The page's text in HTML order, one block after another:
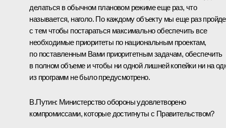
делаться в обычном плановом режиме еще раз, что
называется, наголо. По каждому объекту мы еще раз
с тем чтобы постараться максимально обеспечить все
необходимые приоритеты по национальным проектам,
по поставленным Вами приоритетным задачам, обеспечить
в полном объеме и чтобы ни одной лишней копейки ни на
из программ не было предусмотрено.
В.Путин: Министерство обороны удовлетворено
компромиссами, которые достигнуты с Правительством?